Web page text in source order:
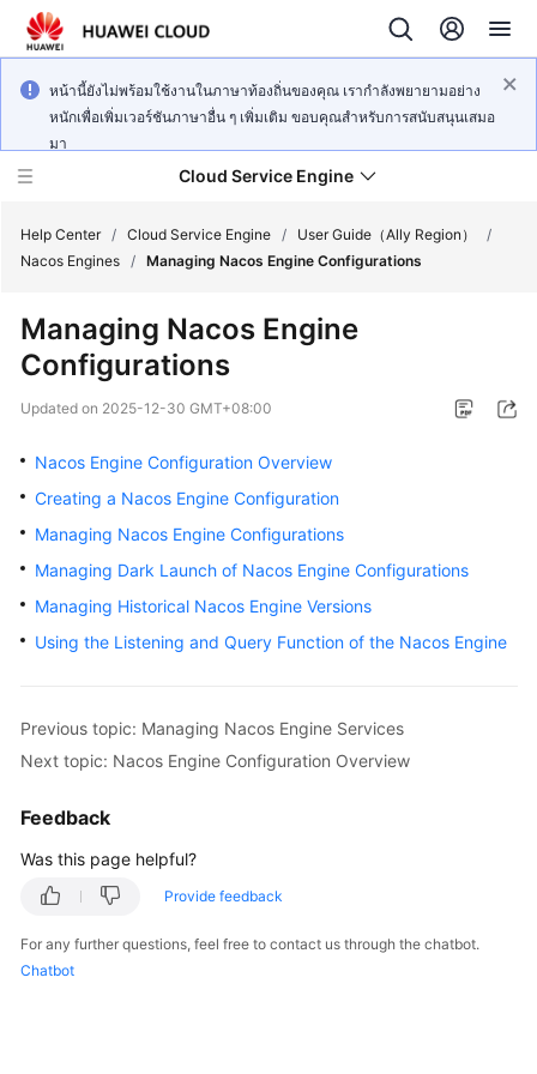
หน้านี้ยังไม่พร้อมใช้งานในภาษาท้องถิ่นของคุณ เรากำลังพยายามอย่าง
หนักเพื่อเพิ่มเวอร์ชันภาษาอื่น ๆ เพิ่มเติม ขอบคุณสำหรับการสนับสนุนเสมอ
มา
Cloud Service Engine
New
Overview
Billing
Getting
User
Guide
Practices
Developer
API
SDK
Reference
Help Center / Cloud Service Engine / User Guide（Ally Region）
/
Nacos Engines / Managing Nacos Engine Configurations
Managing Nacos Engine
Configurations
Updated on 2025-12-30 GMT+08:00
Nacos Engine Configuration Overview
Creating a Nacos Engine Configuration
Managing Nacos Engine Configurations
Managing Dark Launch of Nacos Engine Configurations
Managing Historical Nacos Engine Versions
Using the Listening and Query Function of the Nacos Engine
Previous topic: Managing Nacos Engine Services
Next topic: Nacos Engine Configuration Overview
Feedback
Was this page helpful?
Provide feedback
For any further questions, feel free to contact us through the chatbot.
Chatbot